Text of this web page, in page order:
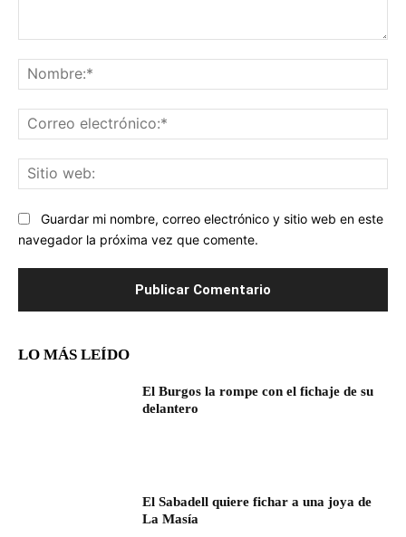
Guardar mi nombre, correo electrónico y sitio web en este
navegador la próxima vez que comente.
LO MÁS LEÍDO
El Burgos la rompe con el fichaje de su
delantero
El Sabadell quiere fichar a una joya de
La Masía